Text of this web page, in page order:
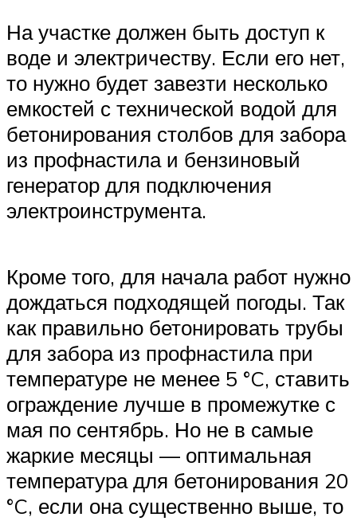
На участке должен быть доступ к
воде и электричеству. Если его нет,
то нужно будет завезти несколько
емкостей с технической водой для
бетонирования столбов для забора
из профнастила и бензиновый
генератор для подключения
электроинструмента.
Кроме того, для начала работ нужно
дождаться подходящей погоды. Так
как правильно бетонировать трубы
для забора из профнастила при
температуре не менее 5 °C, ставить
ограждение лучше в промежутке с
мая по сентябрь. Но не в самые
жаркие месяцы — оптимальная
температура для бетонирования 20
°C, если она существенно выше, то